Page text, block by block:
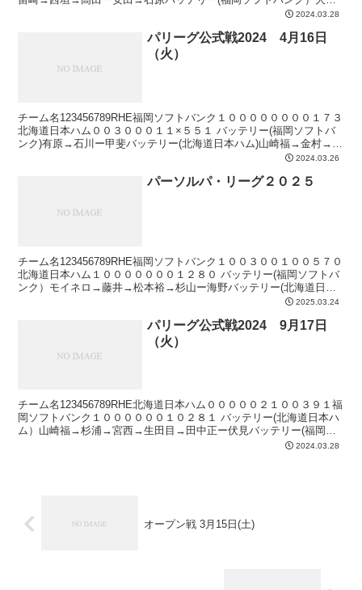
2024.03.28
パリーグ公式戦2024 4月16日
（火）
チーム名123456789RHE福岡ソフトバンク１００００００００１７３
北海道日本ハム００３０００１１×５５１ バッテリー(福岡ソフトバ
ンク)有原→石川ー甲斐バッテリー(北海道日本ハム)山崎福→金村→田
2024.03.26
パーソルパ・リーグ２０２５
チーム名123456789RHE福岡ソフトバンク１００３００１００５７０
北海道日本ハム１０００００００１２８０ バッテリー(福岡ソフトバ
ンク）モイネロ→藤井→松本裕→杉山ー海野バッテリー(北海道日本
2025.03.24
パリーグ公式戦2024 9月17日
（火）
チーム名123456789RHE北海道日本ハム０００００２１００３９１福
岡ソフトバンク１００００００１０２８１ バッテリー(北海道日本ハ
ム）山崎福→杉浦→宮西→生田目→田中正ー伏見バッテリー(福岡ソ
2024.03.28
オープン戦 3月15日(土)